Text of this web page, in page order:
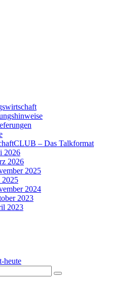
– Das Talkformat
2026
2026
2025
2024
2023
2023